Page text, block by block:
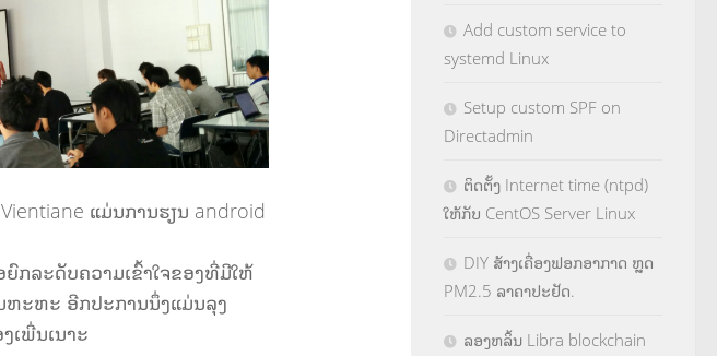
ແມ່ນການຮຽນ android
ຍົກລະດັບຄວາມເຂົ້າໃຈຂອງທີ່ມີໃຫ້
ະຫະ ອີກປະການນຶ່ງແມ່ນລຸງ
ເພີ່ນເນາະ
Add custom service to
systemd Linux
Setup custom SPF on
Directadmin
ຕິດຕັ້ງ Internet time (ntpd)
ໃຫ້ກັບ CentOS Server Linux
DIY ສ້າງເຄື່ອງຟອກອາກາດ ຫຼຸດ
PM2.5 ລາຄາປະຢັດ.
ລອງຫລິ້ນ Libra blockchain